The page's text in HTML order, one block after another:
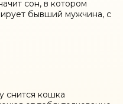
сон, в котором
бывший мужчина, с
снится кошка